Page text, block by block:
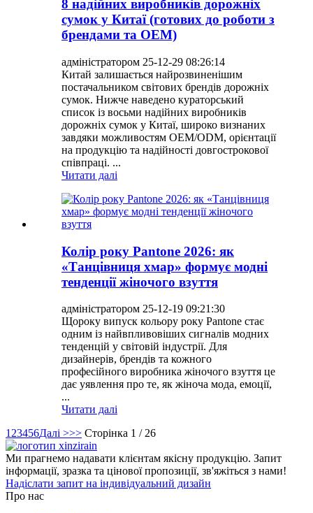
8 надійних виробників дорожніх
сумок у Китаї (готових до роботи з
брендами та OEM)
адміністратором 25-12-29 08:26:14
Китай залишається найрозвиненішим
постачальником світових брендів дорожніх
сумок. Нижче наведено кураторський
список із восьми надійних виробників
дорожніх сумок у Китаї, широко визнаних
завдяки можливостям OEM/ODM, орієнтації
на продукцію та надійності довгострокової
співпраці. ...
Читати далі
Колір року Pantone 2026: як
«Танцівниця хмар» формує модні
тенденції жіночого взуття
адміністратором 25-12-19 09:21:30
Щороку випуск кольору року Pantone стає
одним із найвпливовіших сигналів модних
тенденцій у світовій індустрії. Для
дизайнерів, брендів та кожного
професійного виробника жіночого взуття це
дає уявлення про те, як жіноча мода, емоції,
...
Читати далі
1 23456Далі >>> Сторінка 1 / 26
Ми прагнемо надавати клієнтам якісну продукцію. Запит
інформації, зразка та цінової пропозиції, зв'яжіться з нами!
Надіслати запит на індивідуальний дизайн
Про нас